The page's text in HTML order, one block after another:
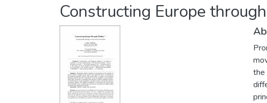
Constructing Europe
the